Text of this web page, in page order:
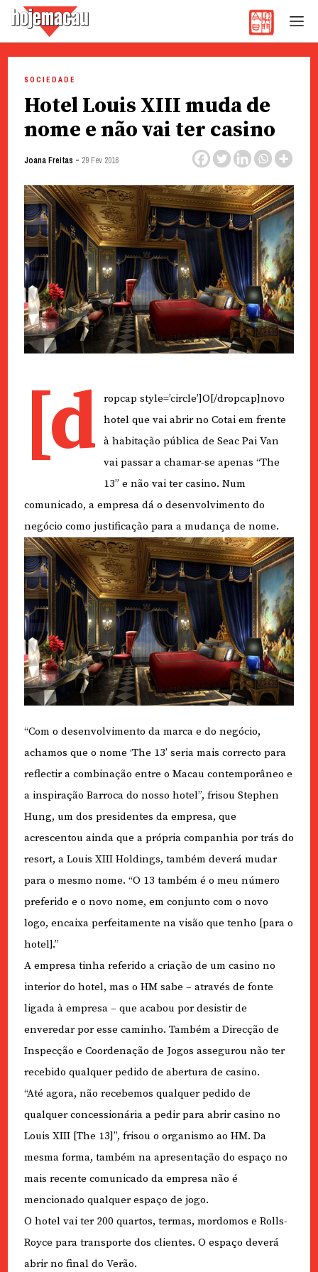
content
SOCIEDADE
Hotel Louis XIII muda de
nome e não vai ter casino
Joana Freitas - 29 Fev 2016
[d
ropcap style=’circle’]O[/dropcap]novo
hotel que vai abrir no Cotai em frente
à habitação pública de Seac Pai Van
vai passar a chamar-se apenas “The
13” e não vai ter casino. Num
comunicado, a empresa dá o desenvolvimento do
negócio como justificação para a mudança de nome.
“Com o desenvolvimento da marca e do negócio,
achamos que o nome ‘The 13’ seria mais correcto para
reflectir a combinação entre o Macau contemporâneo e
a inspiração Barroca do nosso hotel”, frisou Stephen
Hung, um dos presidentes da empresa, que
acrescentou ainda que a própria companhia por trás do
resort, a Louis XIII Holdings, também deverá mudar
para o mesmo nome. “O 13 também é o meu número
preferido e o novo nome, em conjunto com o novo
logo, encaixa perfeitamente na visão que tenho [para o
hotel].”
A empresa tinha referido a criação de um casino no
interior do hotel, mas o HM sabe – através de fonte
ligada à empresa – que acabou por desistir de
enveredar por esse caminho. Também a Direcção de
Inspecção e Coordenação de Jogos assegurou não ter
recebido qualquer pedido de abertura de casino.
“Até agora, não recebemos qualquer pedido de
qualquer concessionária a pedir para abrir casino no
Louis XIII [The 13]”, frisou o organismo ao HM. Da
mesma forma, também na apresentação do espaço no
mais recente comunicado da empresa não é
mencionado qualquer espaço de jogo.
O hotel vai ter 200 quartos, termas, mordomos e Rolls-
Royce para transporte dos clientes. O espaço deverá
abrir no final do Verão.